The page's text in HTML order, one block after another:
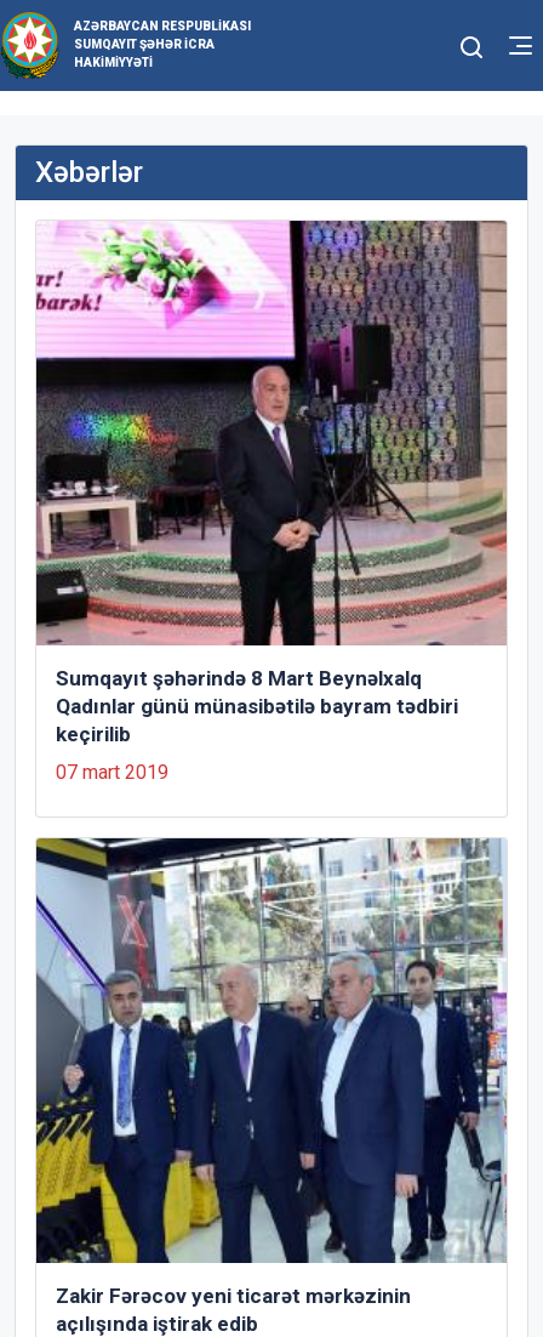
AZƏRBAYCAN RESPUBLIKASI
SUMQAYIT ŞƏHƏR İCRA
HAKIMIYYƏTI
Xəbərlər
Sumqayıt şəhərində 8 Mart Beynəlxalq
Qadınlar günü münasibətilə bayram tədbiri
keçirilib
07 mart 2019
Zakir Fərəcov yeni ticarət mərkəzinin
açılışında iştirak edib